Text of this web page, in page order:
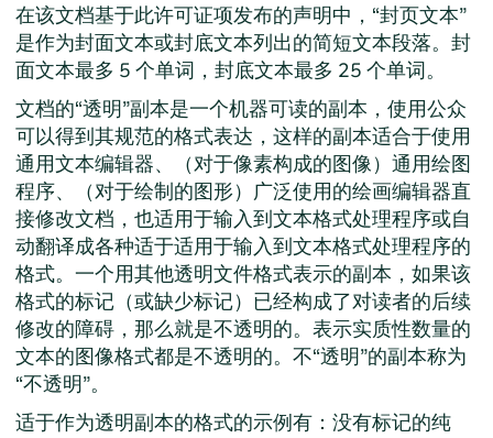
在该文档基于此许可证项发布的声明中，“封页文本”
是作为封面文本或封底文本列出的简短文本段落。封
面文本最多 5 个单词，封底文本最多 25 个单词。
文档的“透明”副本是一个机器可读的副本，使用公众
可以得到其规范的格式表达，这样的副本适合于使用
通用文本编辑器、（对于像素构成的图像）通用绘图
程序、（对于绘制的图形）广泛使用的绘画编辑器直
接修改文档，也适用于输入到文本格式处理程序或自
动翻译成各种适于适用于输入到文本格式处理程序的
格式。一个用其他透明文件格式表示的副本，如果该
格式的标记（或缺少标记）已经构成了对读者的后续
修改的障碍，那么就是不透明的。表示实质性数量的
文本的图像格式都是不透明的。不“透明”的副本称为
“不透明”。
适于作为透明副本的格式的示例有：没有标记的纯